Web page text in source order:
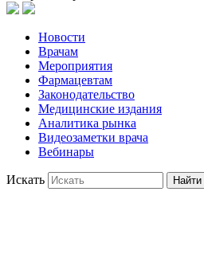
Новости
Врачам
Мероприятия
Фармацевтам
Законодательство
Медицинские издания
Аналитика рынка
Видеозаметки врача
Вебинары
Искать Найти